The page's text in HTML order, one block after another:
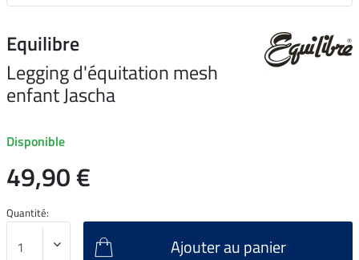
Equilibre
Legging d'équitation mesh
enfant Jascha
Disponible
49,90 €
Quantité:
Ajouter au panier